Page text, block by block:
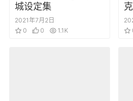
城设定集
2021年7月2日
0
0 1.1K